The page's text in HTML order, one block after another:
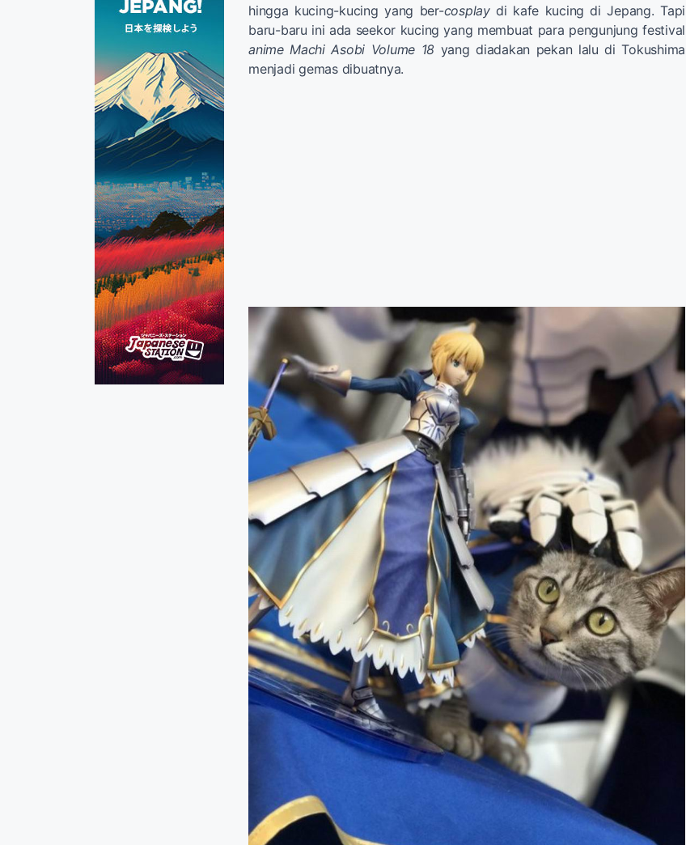
hingga kucing-kucing yang ber-cosplaydi kafe kucing di Jepang. Tapi
baru-baru ini ada seekor kucing yang membuat para pengunjung festival
anime Machi Asobi Volume 18 yang diadakan pekan lalu di Tokushima
menjadi gemas dibuatnya.